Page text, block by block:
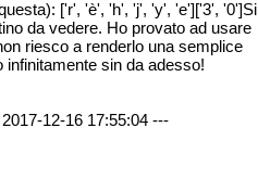
['r', 'è', 'h', 'j', 'y', 'e']['3', '0']Si
da vedere. Ho provato ad usare
riesco a renderlo una semplice
infinitamente sin da adesso!
12-16 17:55:04 ---